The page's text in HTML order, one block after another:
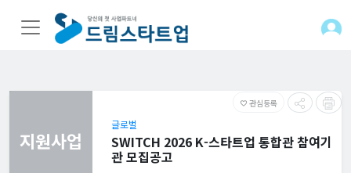
favorite_border 관심등록
지원사업
글로벌
SWITCH 2026 K-스타트업 통합관 참여기
관 모집공고